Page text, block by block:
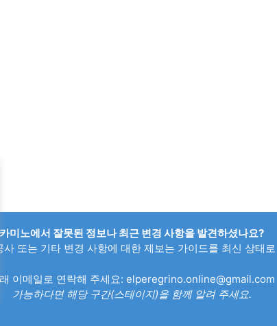
카미노에서 잘못된 정보나 최근 변경 사항을 발견하셨나요?
사 또는 기타 변경 사항에 대한 제보는 가이드를 최신 상태
래 이메일로 연락해 주세요: elperegrino.online@gmail.com
가능하다면 해당 구간(스테이지)을 함께 알려 주세요.